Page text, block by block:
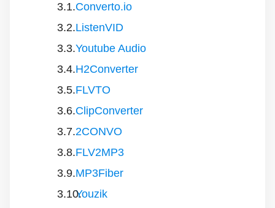
Converto.io
ListenVID
Youtube Audio
H2Converter
FLVTO
ClipConverter
2CONVO
FLV2MP3
MP3Fiber
Youzik